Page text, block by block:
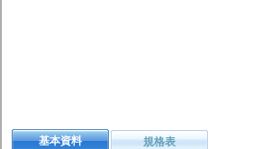
基本資料 規格表